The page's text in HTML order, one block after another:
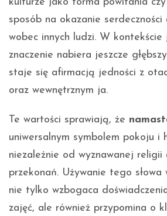
sposób na okazanie
wobec innych ludzi. W
znaczenie nabiera jeszcze
staje się afirmacją jedności z
oraz wewnętrznym ja.
Te wartości sprawiają, że
uniwersalnym symbolem pokoju i
niezależnie od wyznawanej religii
przekonań. Używanie tego
nie tylko wzbogaca
zajęć, ale również przypomina o